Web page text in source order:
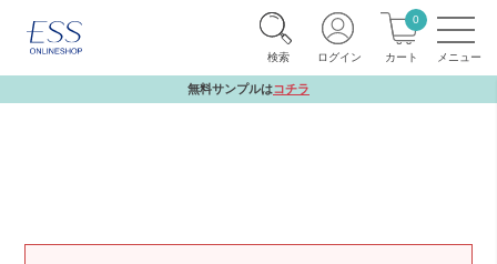
検索 ログイン カート
0
無料サンプルはコチラ